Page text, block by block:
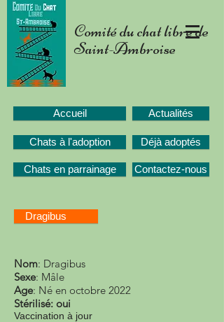
Comité du chat libre de
Saint-Ambroise
Accueil Actualités
Chats à l'adoption
Chats en parrainage
Déjà adoptés
Contactez-nous
Dragibus
Nom: Dragibus
Sexe: Mâle
Age: Né en octobre 2022
Stérilisé: oui
Vaccination à jour